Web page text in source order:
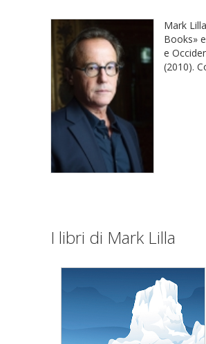
Mark
Books»
e
(2010).
I libri di Mark Lilla